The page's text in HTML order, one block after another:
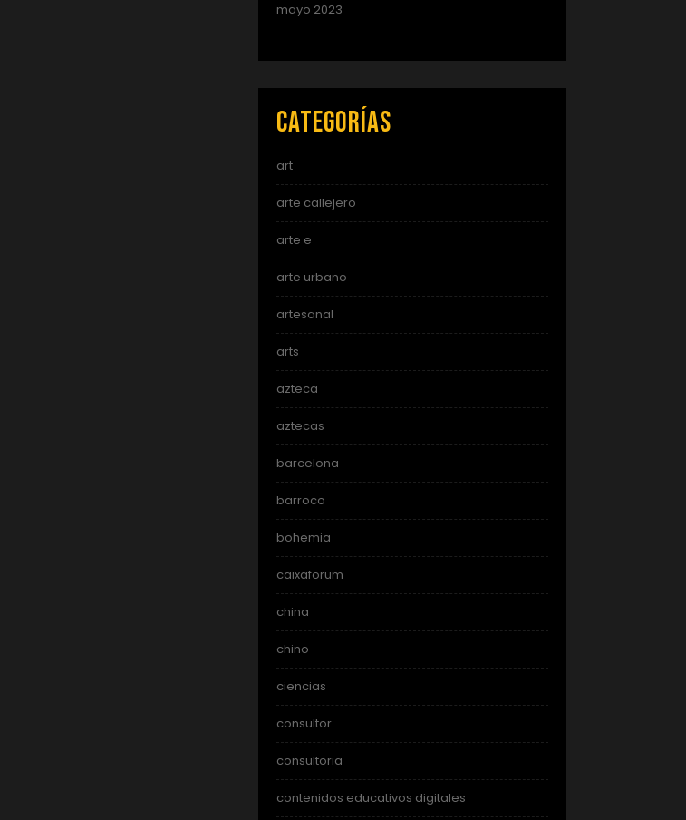
mayo 2023
Categorías
art
arte callejero
arte e
arte urbano
artesanal
arts
azteca
aztecas
barcelona
barroco
bohemia
caixaforum
china
chino
ciencias
consultor
consultoria
contenidos educativos digitales